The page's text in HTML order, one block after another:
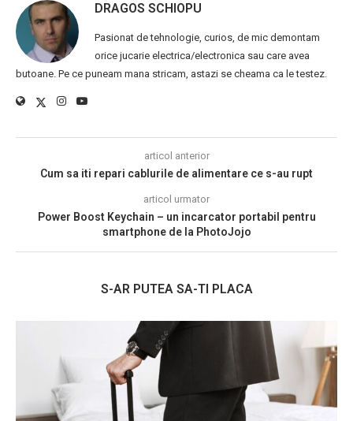
DRAGOS SCHIOPU
Pasionat de tehnologie, curios, de mic demontam
orice jucarie electrica/electronica sau care avea
butoane. Pe ce puneam mana stricam, astazi se cheama ca le testez.
articol anterior
Cum sa iti repari cablurile de alimentare ce s-au rupt
articol urmator
Power Boost Keychain – un incarcator portabil pentru
smartphone de la PhotoJojo
S-AR PUTEA SA-TI PLACA